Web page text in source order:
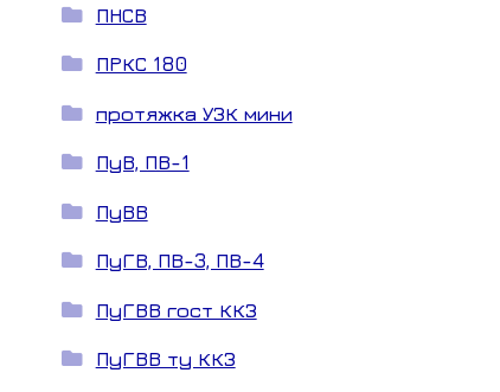
ПНСВ
ПРКС 180
протяжка УЗК мини
ПуВ, ПВ-1
ПуВВ
ПуГВ, ПВ-3, ПВ-4
ПуГВВ гост ККЗ
ПуГВВ ту ККЗ